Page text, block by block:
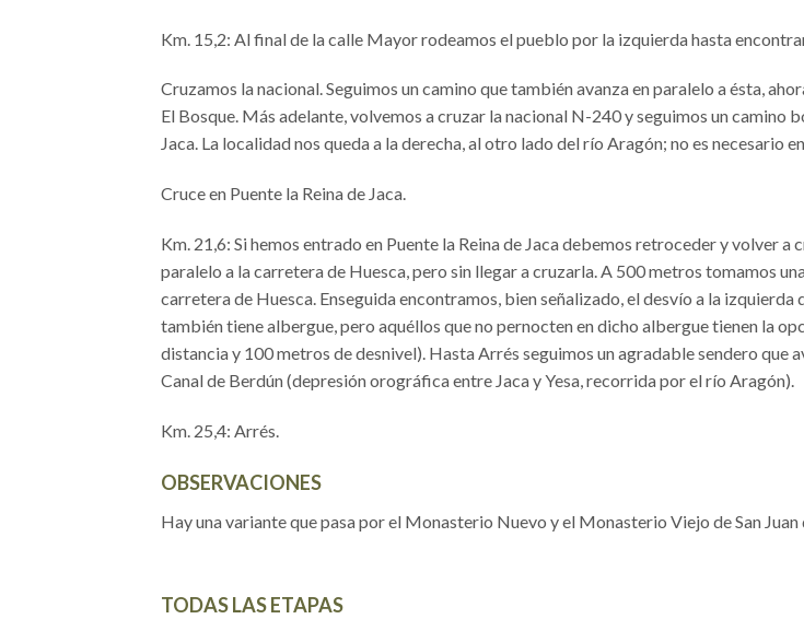
Km. 15,2: Al final de la calle Mayor rodeamos el pueblo por la izquierda hasta
Cruzamos la nacional. Seguimos un camino que también avanza en paralelo a ésta,
El Bosque. Más adelante, volvemos a cruzar la nacional N-240 y seguimos un camino
Jaca. La localidad nos queda a la derecha, al otro lado del río Aragón; no es necesario
Cruce en Puente la Reina de Jaca.
Km. 21,6: Si hemos entrado en Puente la Reina de Jaca debemos retroceder y volver
paralelo a la carretera de Huesca, pero sin llegar a cruzarla. A 500 metros tomamos
carretera de Huesca. Enseguida encontramos, bien señalizado, el desvío a la izquierda
también tiene albergue, pero aquéllos que no pernocten en dicho albergue tienen la
distancia y 100 metros de desnivel). Hasta Arrés seguimos un agradable sendero que
Canal de Berdún (depresión orográfica entre Jaca y Yesa, recorrida por el río Aragón).
Km. 25,4: Arrés.
OBSERVACIONES
Hay una variante que pasa por el Monasterio Nuevo y el Monasterio Viejo de San Juan
TODAS LAS ETAPAS